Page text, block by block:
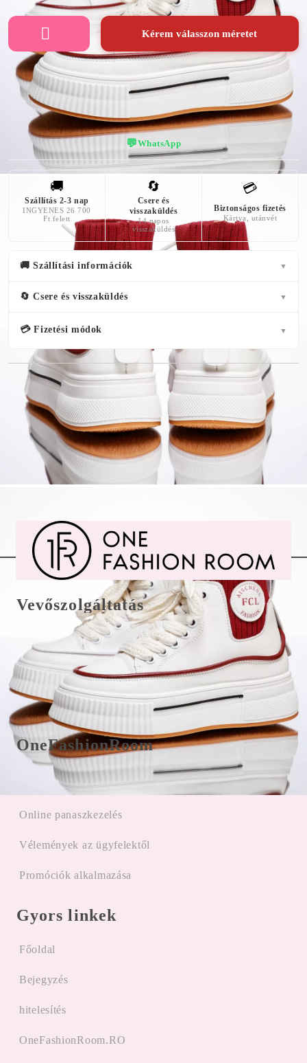
Kérem válasszon méretet
👠 Virtuális próba — nézd meg, hogy áll!
💬WhatsApp
🚚
Szállítás 2-3 nap
INGYENES 26 700
Ft felett
🔄
Csere és
visszaküldés
14 napos
visszaküldés
💳
Biztonságos fizetés
Kártya, utánvét
🚚 Szállítási információk ▼
🔄 Csere és visszaküldés ▼
💳 Fizetési módok ▼
Vevőszolgáltatás
Csere/visszaküldés és fizetés
E-Mail office@onefashionroom.hu
Visszaküldési/csere űrlap
OneFashionRoom
Felhasználási feltételek
Online panaszkezelés
Vélemények az ügyfelektől
Promóciók alkalmazása
Gyors linkek
Főoldal
Bejegyzés
hitelesítés
OneFashionRoom.RO